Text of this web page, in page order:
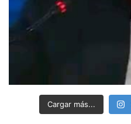
Cargar más...